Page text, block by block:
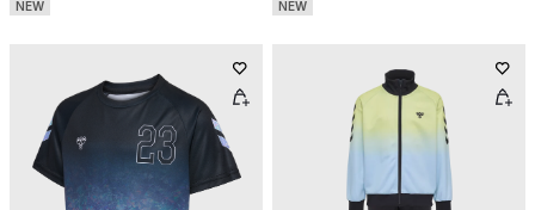
NEW NEW